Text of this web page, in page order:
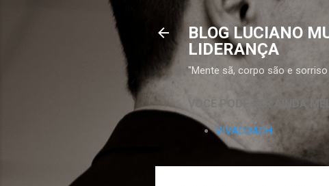
BLOG LUCIANO
LIDERANÇA
"Mente sã, corpo são e
VOCÊ PODE SER AINDA
VIVACOACH